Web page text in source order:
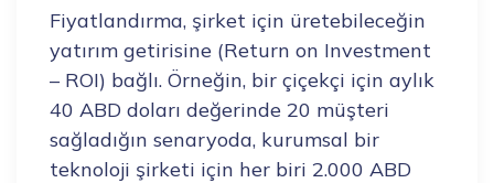
Fiyatlandırma, şirket için üretebileceğin
yatırım getirisine (Return on Investment
– ROI) bağlı. Örneğin, bir çiçekçi için aylık
40 ABD doları değerinde 20 müşteri
sağladığın senaryoda, kurumsal bir
teknoloji şirketi için her biri 2.000 ABD